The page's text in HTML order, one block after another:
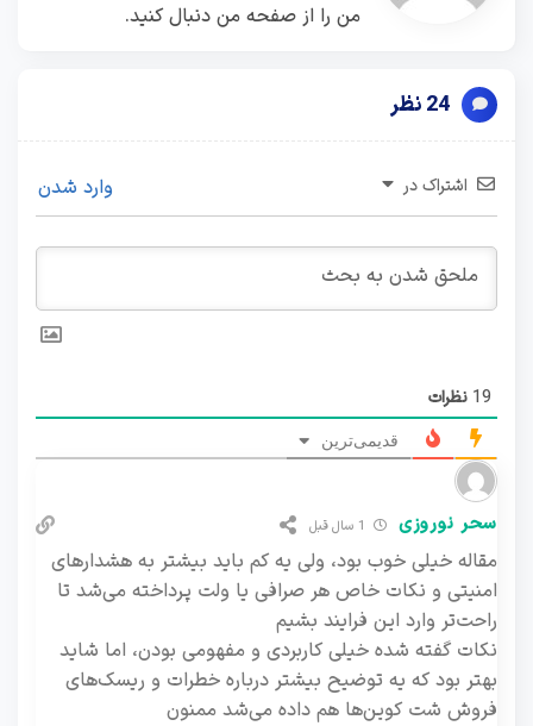
من را از صفحه من دنبال کنید.
اشتراک در وارد شدن
19 نظرات
قدیمی‌ترین
سحر نوروزی
مقاله خیلی خوب بود، ولی یه کم باید بیشتر به هشدارهای
امنیتی و نکات خاص هر صرافی یا ولت پرداخته می‌شد تا
راحت‌تر وارد این فرایند بشیم
نکات گفته شده خیلی کاربردی و مفهومی بودن، اما شاید
بهتر بود که یه توضیح بیشتر درباره خطرات و ریسک‌های
فروش شت کوین‌ها هم داده می‌شد ممنون